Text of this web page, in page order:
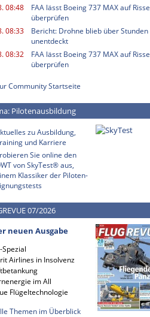
08:48
FAA lässt Boeing 737 MAX auf Risse
überprüfen
08:33
Bericht: Drohne blieb über Stunden
unentdeckt
08:32
FAA lässt Boeing 737 MAX auf Risse
überprüfen
Community Startseite
Pilotenausbildung
zu Ausbildung,
und Karriere
Sie online den
von SkyTest® aus,
Klassiker der Piloten-
07/2026
neuen Ausgabe
Spezial
Airlines in Insolvenz
im All
Flügeltechnologie
Themen im Überblick